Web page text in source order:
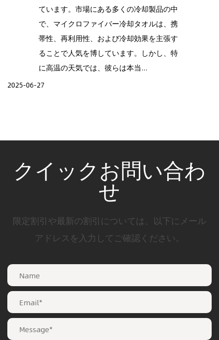
ています。市場にある多くの冷却製品の中
で、マイクロファイバー冷却タオルは、携
帯性、再利用性、および冷却効果を主張す
ることで人気を博しています。しかし、特
に高温の天気では、彼らは本当...
2025-06-27
クイックお問い合わ
せ
限定割引や最新の割引については、以下にメール
アドレスを入力してご確認ください。